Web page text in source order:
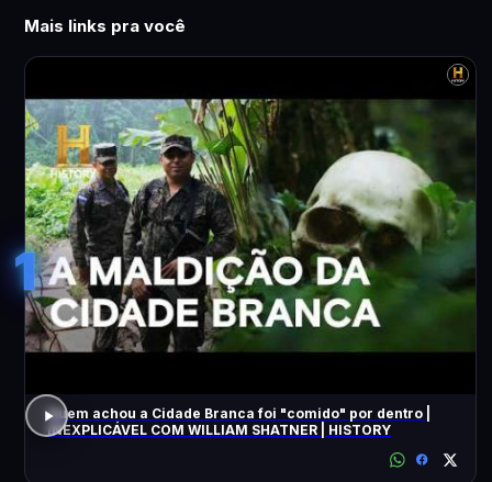
Mais links pra você
1
Quem achou a Cidade Branca foi "comido" por dentro |
INEXPLICÁVEL COM WILLIAM SHATNER | HISTORY